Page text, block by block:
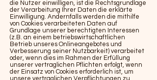
die Nutzer einwilligen, ist die Rechtsgrundlage
der Verarbeitung Ihrer Daten die erklärte
Einwilligung. Andernfalls werden die mithilfe
von Cookies verarbeiteten Daten auf
Grundlage unserer berechtigten Interessen
(z.B. an einem betriebswirtschaftlichen
Betrieb unseres Onlineangebotes und
Verbesserung seiner Nutzbarkeit) verarbeitet
oder, wenn dies im Rahmen der Erfüllung
unserer vertraglichen Pflichten erfolgt, wenn
der Einsatz von Cookies erforderlich ist, um
unsere vertraglichen Verpflichtungen zu